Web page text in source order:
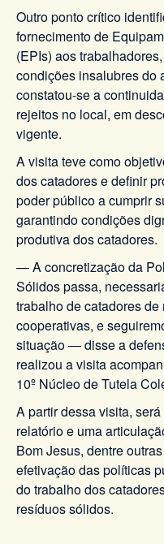
Outro ponto crítico
fornecimento de
(EPIs) aos
condições insalubres do
constatou-se a
rejeitos no local, em
vigente.
A visita teve como
dos catadores e definir
poder público a cumprir
garantindo condições
produtiva dos catadores.
— A concretização da
Sólidos passa,
trabalho de catadores
cooperativas, e
situação — disse a
realizou a visita
10º Núcleo de Tutela
A partir dessa visita,
relatório e uma
Bom Jesus, dentre
efetivação das políticas
do trabalho dos
resíduos sólidos.